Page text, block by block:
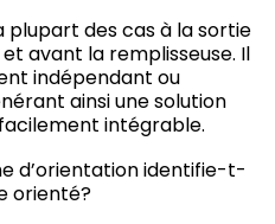
plupart des cas à la sortie
avant la remplisseuse. Il
indépendant ou
ainsi une solution
intégrable.
d’orientation identifie-t-
orienté?